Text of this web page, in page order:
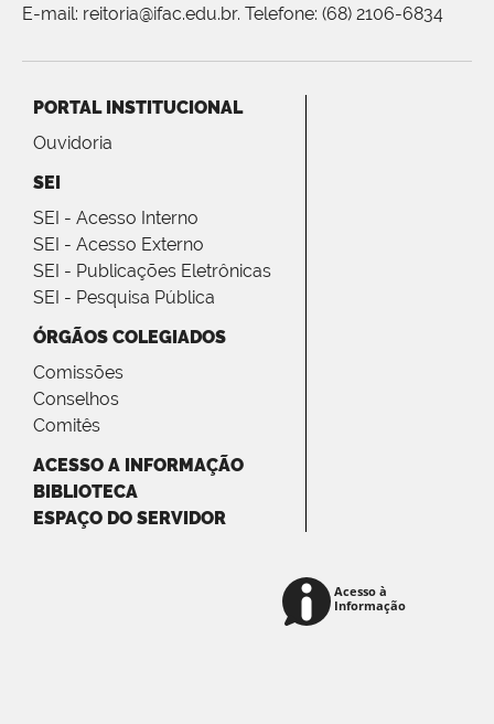
E-mail: reitoria@ifac.edu.br. Telefone: (68) 2106-6834
PORTAL INSTITUCIONAL
Ouvidoria
SEI
SEI - Acesso Interno
SEI - Acesso Externo
SEI - Publicações Eletrônicas
SEI - Pesquisa Pública
ÓRGÃOS COLEGIADOS
Comissões
Conselhos
Comitês
ACESSO A INFORMAÇÃO
BIBLIOTECA
ESPAÇO DO SERVIDOR